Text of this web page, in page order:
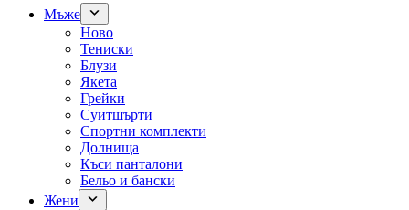
Мъже
Ново
Тениски
Блузи
Якета
Грейки
Суитшърти
Спортни комплекти
Долнища
Къси панталони
Бельо и бански
Жени